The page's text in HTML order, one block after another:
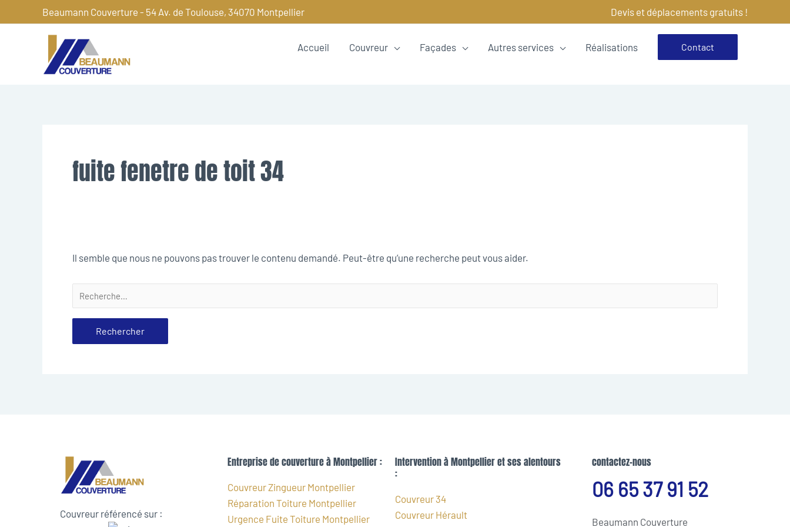
au
Beaumann Couverture - 54 Av. de Toulouse, 34070 Montpellier Devis et déplacements gratuits !
Accueil Couvreur Façades Autres services Réalisations Contact
fuite fenetre de toit 34
Il semble que nous ne pouvons pas trouver le contenu demandé. Peut-être qu’une recherche peut vous aider.
Couvreur référencé sur :
Entreprise de couverture à Montpellier :
Couvreur Zingueur Montpellier
Réparation Toiture Montpellier
Urgence Fuite Toiture Montpellier
Intervention à Montpellier et ses alentours
:
Couvreur 34
Couvreur Hérault
contactez-nous
06 65 37 91 52
Beaumann Couverture